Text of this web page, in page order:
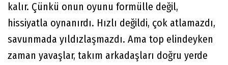
kalır. Çünkü onun oyunu formülle değil,
hissiyatla oynanırdı. Hızlı değildi, çok atlamazdı,
savunmada yıldızlaşmazdı. Ama top elindeyken
zaman yavaşlar, takım arkadaşları doğru yerde